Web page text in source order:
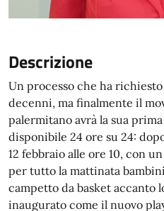
Descrizione
Un processo che ha
decenni, ma finalmente il
palermitano avrà la sua prima
disponibile 24 ore su 24:
12 febbraio alle ore 10, con
per tutto la mattinata
campetto da basket accanto
inaugurato come il nuovo